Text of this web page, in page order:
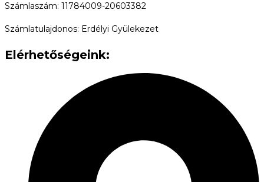
Számlaszám: 11784009-20603382
Számlatulajdonos: Erdélyi Gyülekezet
Elérhetőségeink: